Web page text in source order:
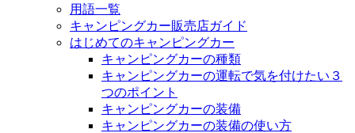
用語一覧
キャンピングカー販売店ガイド
はじめてのキャンピングカー
キャンピングカーの種類
キャンピングカーの運転で気を付けたい３
つのポイント
キャンピングカーの装備
キャンピングカーの装備の使い方